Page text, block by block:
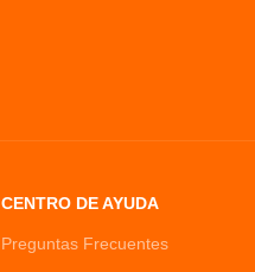
CENTRO DE AYUDA
Preguntas Frecuentes